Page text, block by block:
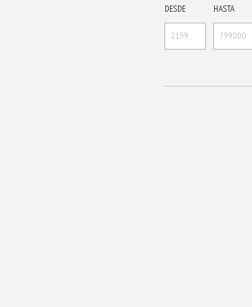
DESDE HASTA